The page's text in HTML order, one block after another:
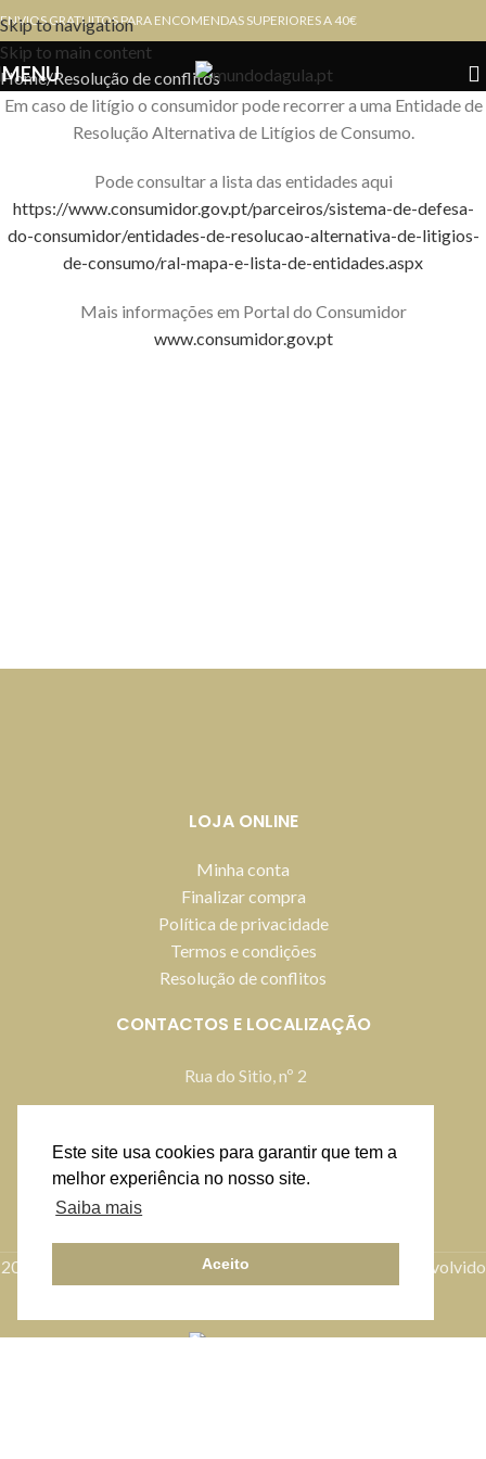
Este site usa cookies para garantir que tem a
melhor experiência no nosso site.
Saiba mais
Aceito
Skip to navigation
Skip to main content
ENVIOS GRATUITOS PARA ENCOMENDAS SUPERIORES A 40€
MENU
Resolução de conflitos
Home Resolução de conflitos
Em caso de litígio o consumidor pode recorrer a uma Entidade de
Resolução Alternativa de Litígios de Consumo.
Pode consultar a lista das entidades aqui
https://www.consumidor.gov.pt/parceiros/sistema-de-defesa-
do-consumidor/entidades-de-resolucao-alternativa-de-litigios-
de-consumo/ral-mapa-e-lista-de-entidades.aspx
Mais informações em Portal do Consumidor
www.consumidor.gov.pt
LOJA ONLINE
Minha conta
Finalizar compra
Política de privacidade
Termos e condições
Resolução de conflitos
CONTACTOS E LOCALIZAÇÃO
Rua do Sitio, nº 2
2445-332 Pataias
914 219 759
geral@mundodagula.pt
Fale connosco
2021 Mundo da Gula. Todos os direitos reservados. Desenvolvido